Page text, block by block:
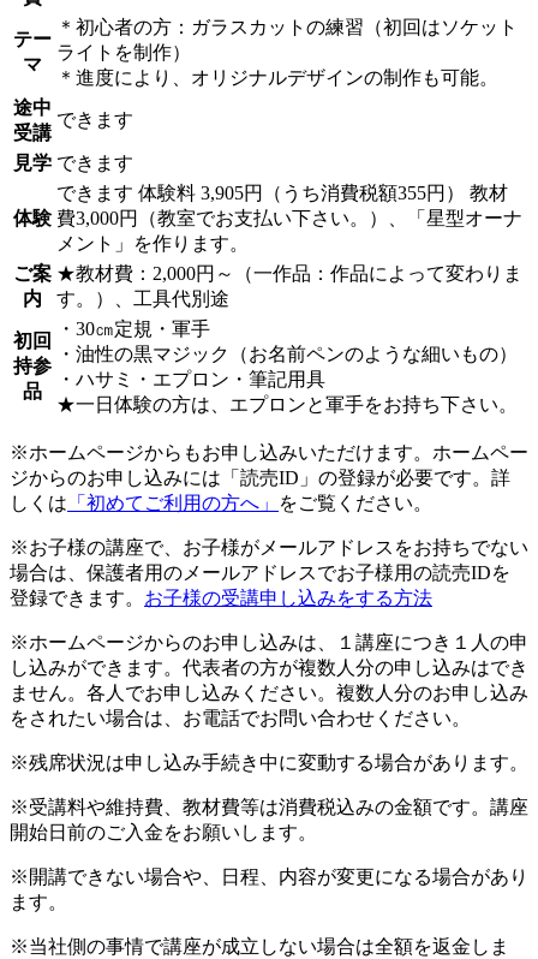
テー
マ
＊初心者の方：ガラスカットの練習（初回はソケット
ライトを制作）
＊進度により、オリジナルデザインの制作も可能。
途中
受講
できます
見学 できます
体験
できます 体験料 3,905円（うち消費税額355円） 教材
費3,000円（教室でお支払い下さい。）、「星型オーナ
メント」を作ります。
ご案
内
★教材費：2,000円～（一作品：作品によって変わりま
す。）、工具代別途
初回
持参
品
・30㎝定規・軍手
・油性の黒マジック（お名前ペンのような細いもの）
・ハサミ・エプロン・筆記用具
★一日体験の方は、エプロンと軍手をお持ち下さい。
※ホームページからもお申し込みいただけます。ホームペー
ジからのお申し込みには「読売ID」の登録が必要です。詳
しくは 「初めてご利用の方へ」 をご覧ください。
※お子様の講座で、お子様がメールアドレスをお持ちでない
場合は、保護者用のメールアドレスでお子様用の読売IDを
登録できます。 お子様の受講申し込みをする方法
※ホームページからのお申し込みは、１講座につき１人の申
し込みができます。代表者の方が複数人分の申し込みはでき
ません。各人でお申し込みください。複数人分のお申し込み
をされたい場合は、お電話でお問い合わせください。
※残席状況は申し込み手続き中に変動する場合があります。
※受講料や維持費、教材費等は消費税込みの金額です。講座
開始日前のご入金をお願いします。
※開講できない場合や、日程、内容が変更になる場合があり
ます。
※当社側の事情で講座が成立しない場合は全額を返金しま